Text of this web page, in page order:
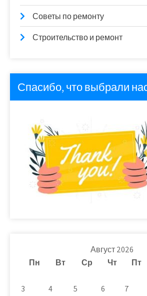
Советы по ремонту
Строительство и ремонт
Спасибо, что выбрали
Август 2026
Пн
Вт Ср Чт Пт
3
4 5 6 7